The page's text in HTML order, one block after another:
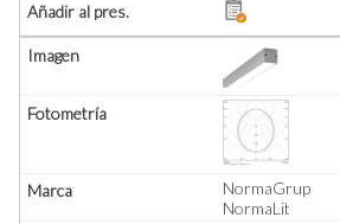
NormaGrup
NormaLit